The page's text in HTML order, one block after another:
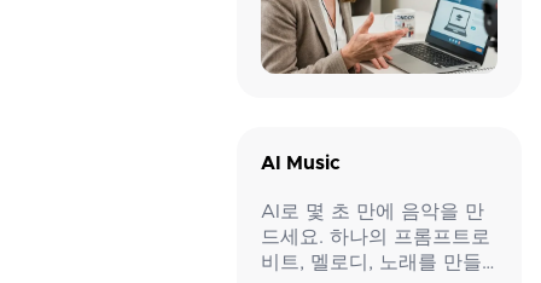
AI Music
AI로 몇 초 만에 음악을 만
드세요. 하나의 프롬프트로
비트, 멜로디, 노래를 만들